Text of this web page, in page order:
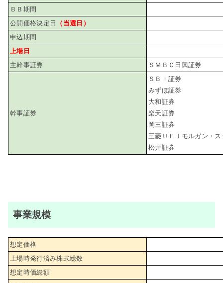
ＢＢ期間
公開価格決定日
（当選日）
申込期間
上場日
主幹事証券
ＳＭＢＣ日興証券
幹事証券
ＳＢＩ証券
みずほ証券
大和証券
楽天証券
岡三証券
三菱ＵＦＪモルガン・
松井証券
事業規模
想定価格
上場時発行済み株式総数
想定時価総額